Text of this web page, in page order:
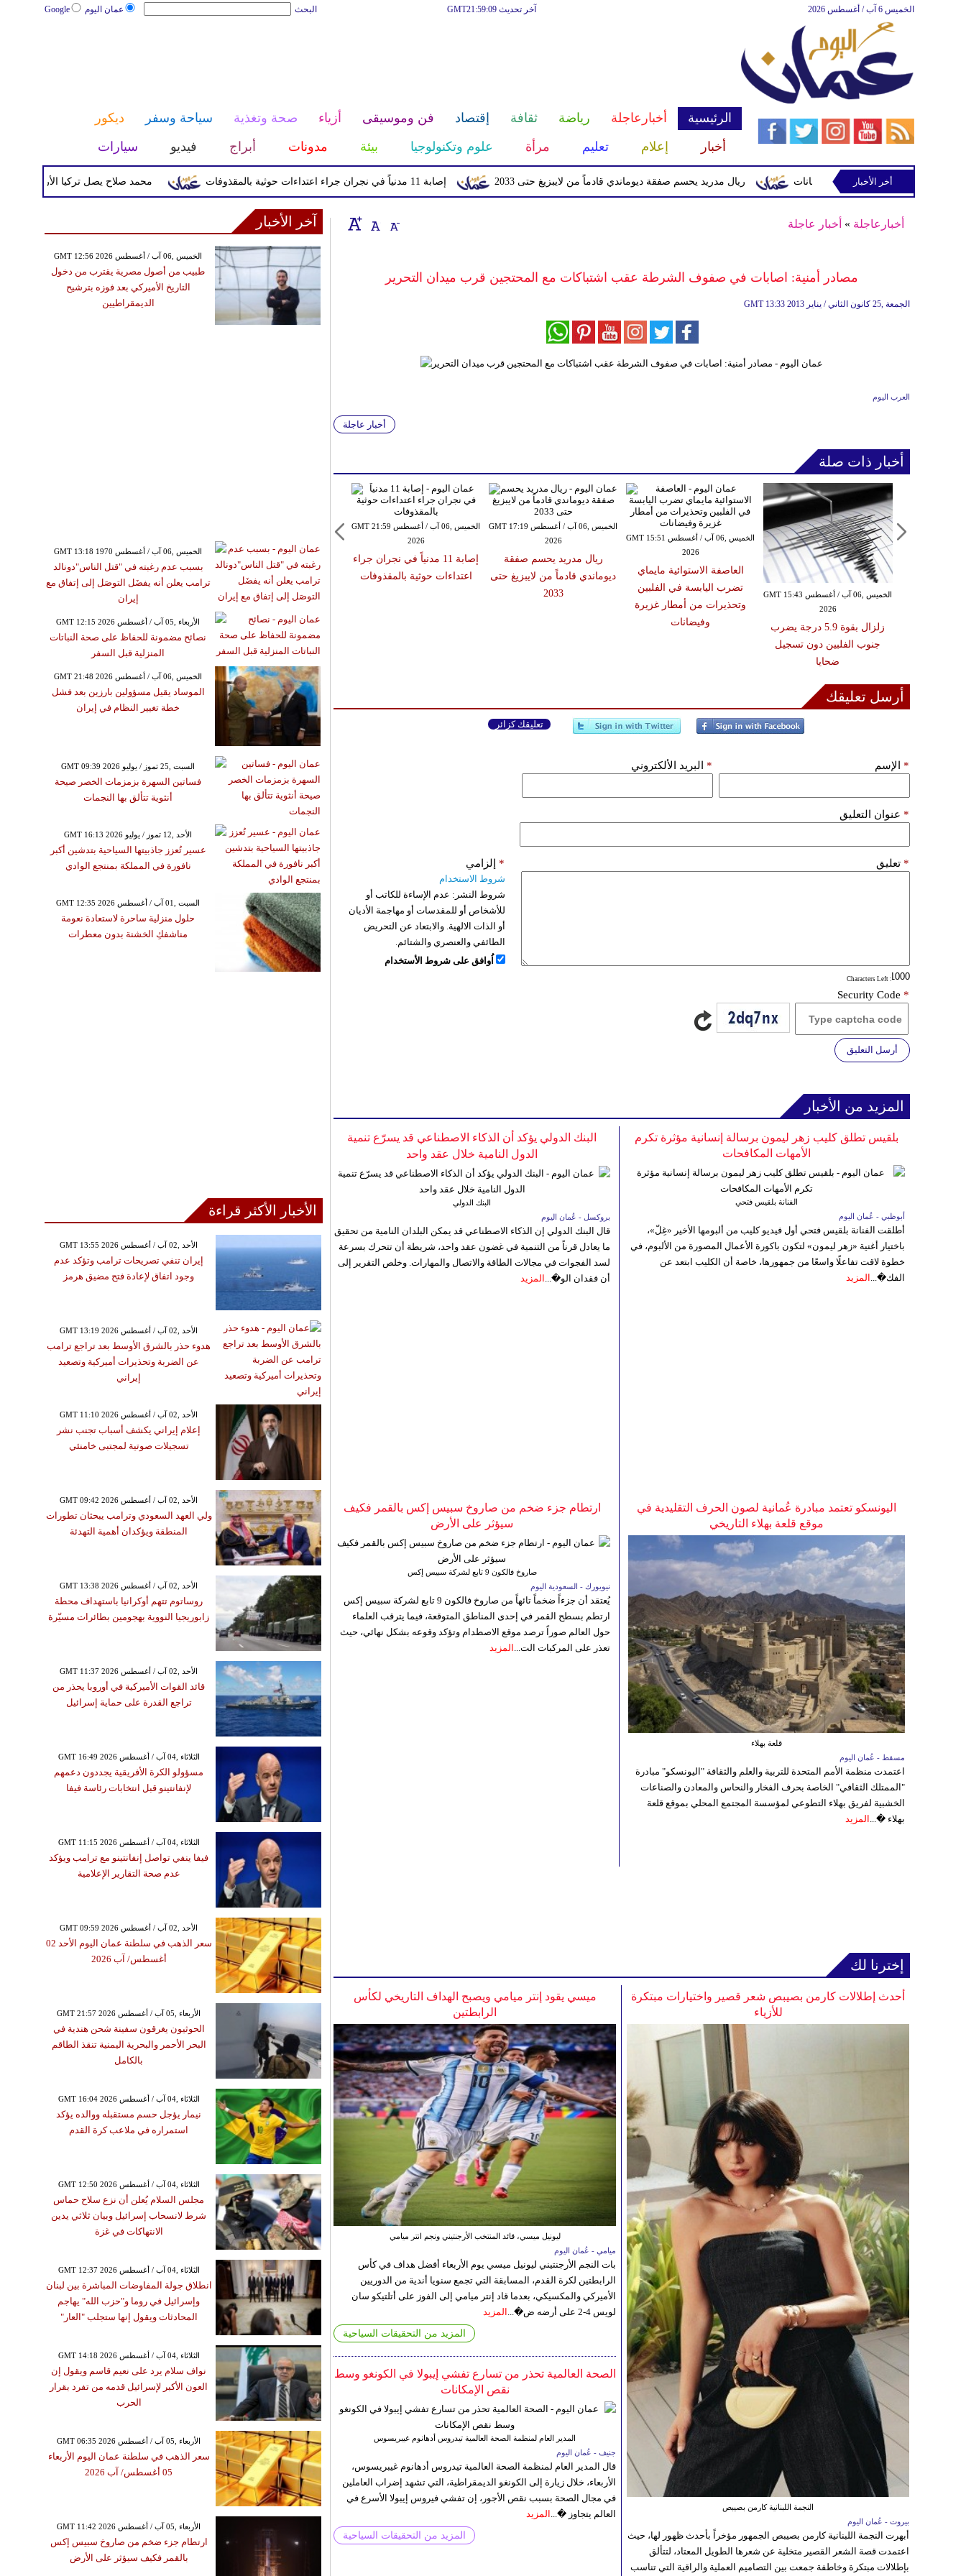
عمان اليوم Google البحث آخر تحديث GMT21:59:09 الخميس 6 آب / أغسطس 2026
الرئيسية أخبارعاجلة رياضة ثقافة إقتصاد فن وموسيقى أزياء صحة وتغذية سياحة وسفر
ديكور
أخبار
إعلام تعليم مرأة علوم وتكنولوجيا بيئة مدونات أبراج فيديو سيارات
محمد صلاح يصل تركيا الأربعاء لإتمام إصابة 11 مدنياً في نجران جراء اعتداءات حوثية بالمقذوفات ريال مدريد يحسم صفقة ديوماندي قادماً من لايبزيغ حتى 2033 من أمطار غزيرة وفيضانات
أخر الأخبار
أخبارعاجلة » أخبار عاجلة
مصادر أمنية: اصابات في صفوف الشرطة عقب اشتباكات مع المحتجين قرب ميدان التحرير
GMT 13:33 2013 الجمعة ,25 كانون الثاني / يناير
العرب اليوم
أخبار عاجلة
أخبار ذات صلة
الخميس ,06 آب / أغسطس GMT 21:59
2026
إصابة 11 مدنياً في نجران جراء
اعتداءات حوثية بالمقذوفات
الخميس ,06 آب / أغسطس GMT 17:19
2026
ريال مدريد يحسم صفقة
ديوماندي قادماً من لايبزيغ حتى
2033
الخميس ,06 آب / أغسطس GMT 15:51
2026
العاصفة الاستوائية مايماي
تضرب اليابسة في الفلبين
وتحذيرات من أمطار غزيرة
وفيضانات
الخميس ,06 آب / أغسطس GMT 15:43
2026
زلزال بقوة 5.9 درجة يضرب
جنوب الفلبين دون تسجيل
ضحايا
الأربعاء ,05 آب / أغسطس GMT 16:02
أرسل تعليقك
تعليقك كزائر
الإسم * البريد الألكتروني *
عنوان التعليق *
تعليق *
: Characters Left
إلزامي *
شروط الاستخدام
شروط النشر: عدم الإساءة للكاتب أو
للأشخاص أو للمقدسات أو مهاجمة الأديان
أو الذات الالهية. والابتعاد عن التحريض
الطائفي والعنصري والشتائم.
اُوافق على شروط الأستخدام
Security Code *
أرسل التعليق
المزيد من الأخبار
البنك الدولي يؤكد أن الذكاء الاصطناعي قد يسرّع تنمية
الدول النامية خلال عقد واحد
البنك الدولي
بروكسل - عُمان اليوم
قال البنك الدولي إن الذكاء الاصطناعي قد يمكن البلدان النامية من تحقيق
ما يعادل قرناً من التنمية في غضون عقد واحد، شريطة أن تتحرك بسرعة
لسد الفجوات في مجالات الطاقة والاتصال والمهارات. وخلص التقرير إلى
أن فقدان الو�... المزيد
بلقيس تطلق كليب زهر ليمون برسالة إنسانية مؤثرة تكرم
الأمهات المكافحات
الفنانة بلقيس فتحي
أبوظبي - عُمان اليوم
أطلقت الفنانة بلقيس فتحي أول فيديو كليب من ألبومها الأخير «غِلّ»،
باختيار أغنية «زهر ليمون» لتكون باكورة الأعمال المصورة من الألبوم، في
خطوة لاقت تفاعلًا واسعًا من جمهورها، خاصة أن الكليب ابتعد عن
الفك�... المزيد
ارتطام جزء ضخم من صاروخ سبيس إكس بالقمر فكيف
سيؤثر على الأرض
صاروخ فالكون 9 تابع لشركة سبيس إكس
نيويورك - السعودية اليوم
يُعتقد أن جزءاً ضخماً تائهاً من صاروخ فالكون 9 تابع لشركة سبيس إكس
ارتطم بسطح القمر في إحدى المناطق المتوقعة، فيما يترقب العلماء
حول العالم صوراً ترصد موقع الاصطدام وتؤكد وقوعه بشكل نهائي، حيث
تعذر على المركبات الت... المزيد
اليونسكو تعتمد مبادرة عُمانية لصون الحرف التقليدية في
موقع قلعة بهلاء التاريخي
قلعة بهلاء
مسقط - عُمان اليوم
اعتمدت منظمة الأمم المتحدة للتربية والعلم والثقافة "اليونسكو" مبادرة
"الممتلك الثقافي" الخاصة بحرف الفخار والنحاس والمعادن والصناعات
الخشبية لفريق بهلاء التطوعي لمؤسسة المجتمع المحلي بموقع قلعة
بهلاء �... المزيد
إخترنا لك
ميسي يقود إنتر ميامي ويصبح الهداف التاريخي لكأس
الرابطتين
ليونيل ميسي، قائد المنتخب الأرجنتيني ونجم انتر ميامي
ميامي - عُمان اليوم
بات النجم الأرجنتيني ليونيل ميسي يوم الأربعاء أفضل هداف في كأس
الرابطتين لكرة القدم، المسابقة التي تجمع سنويا أندية من الدوريين
الأميركي والمكسيكي، بعدما قاد إنتر ميامي إلى الفوز على أتلتيكو سان
لويس 4-2 على أرضه ض�...
المزيد
المزيد من التحقيقات السياحية
الصحة العالمية تحذر من تسارع تفشي إيبولا في الكونغو وسط
نقص الإمكانات
المدير العام لمنظمة الصحة العالمية تيدروس أدهانوم غيبريسوس
جنيف - عُمان اليوم
قال المدير العام لمنظمة الصحة العالمية تيدروس أدهانوم غيبريسوس،
الأربعاء، خلال زيارة إلى الكونغو الديمقراطية، التي تشهد إضراب العاملين
في مجال الصحة بسبب نقص الأجور، إن تفشي فيروس إيبولا الأسرع في
العالم يتجاوز �... المزيد
المزيد من التحقيقات السياحية
أحدث إطلالات كارمن بصيبص شعر قصير واختيارات مبتكرة
للأزياء
النجمة اللبنانية كارمن بصيبص
بيروت - عُمان اليوم
أبهرت النجمة اللبنانية كارمن بصيبص الجمهور مؤخراً بأحدث ظهور لها، حيث
اعتمدت قصة الشعر القصير متخلية عن شعرها الطويل المعتاد، لتتألق
بإطلالات مبتكرة وخاطفة جمعت بين التصاميم العملية والراقية التي تناسب
آخر الأخبار
GMT 12:56 2026 الخميس ,06 آب / أغسطس
طبيب من أصول مصرية يقترب من دخول
التاريخ الأميركي بعد فوزه بترشيح
الديمقراطيين
GMT 13:18 1970 الخميس ,06 آب / أغسطس
بسبب عدم رغبته في "قتل الناس"دونالد
ترامب يعلن أنه يفضَل التوصَل إلى إتفاق مع
إيران
GMT 12:15 2026 الأربعاء ,05 آب / أغسطس
نصائح مضمونة للحفاظ على صحة النباتات
المنزلية قبل السفر
GMT 21:48 2026 الخميس ,06 آب / أغسطس
الموساد يقيل مسؤولين بارزين بعد فشل
خطة تغيير النظام في إيران
GMT 09:39 2026 السبت ,25 تموز / يوليو
فساتين السهرة بزمزمات الخصر صيحة
أنثوية تتألق بها النجمات
GMT 16:13 2026 الأحد ,12 تموز / يوليو
عسير تُعزز جاذبيتها السياحية بتدشين أكبر
نافورة في المملكة بمنتجع الوادي
GMT 12:35 2026 السبت ,01 آب / أغسطس
حلول منزلية ساحرة لاستعادة نعومة
مناشفكِ الخشنة بدون معطرات
الأخبار الأكثر قراءة
GMT 13:55 2026 الأحد ,02 آب / أغسطس
إيران تنفي تصريحات ترامب وتؤكد عدم
وجود اتفاق لإعادة فتح مضيق هرمز
GMT 13:19 2026 الأحد ,02 آب / أغسطس
هدوء حذر بالشرق الأوسط بعد تراجع ترامب
عن الضربة وتحذيرات أميركية وتصعيد
إيراني
GMT 11:10 2026 الأحد ,02 آب / أغسطس
إعلام إيراني يكشف أسباب تجنب نشر
تسجيلات صوتية لمجتبى خامنئي
GMT 09:42 2026 الأحد ,02 آب / أغسطس
ولي العهد السعودي وترامب يبحثان تطورات
المنطقة ويؤكدان أهمية التهدئة
GMT 13:38 2026 الأحد ,02 آب / أغسطس
روساتوم تتهم أوكرانيا باستهداف محطة
زابوريجيا النووية بهجومين بطائرات مسيّرة
GMT 11:37 2026 الأحد ,02 آب / أغسطس
قائد القوات الأميركية في أوروبا يحذر من
تراجع القدرة على حماية إسرائيل
GMT 16:49 2026 الثلاثاء ,04 آب / أغسطس
مسؤولو الكرة الأفريقية يجددون دعمهم
لإنفانتينو قبل انتخابات رئاسة فيفا
GMT 11:15 2026 الثلاثاء ,04 آب / أغسطس
فيفا ينفي تواصل إنفانتينو مع ترامب ويؤكد
عدم صحة التقارير الإعلامية
GMT 09:59 2026 الأحد ,02 آب / أغسطس
سعر الذهب في سلطنة عمان اليوم الأحد 02
أغسطس/ آب 2026
GMT 21:57 2026 الأربعاء ,05 آب / أغسطس
الحوثيون يغرقون سفينة شحن هندية في
البحر الأحمر والبحرية اليمنية تنقذ الطاقم
بالكامل
GMT 16:04 2026 الثلاثاء ,04 آب / أغسطس
نيمار يؤجل حسم مستقبله ووالده يؤكد
استمراره في ملاعب كرة القدم
GMT 12:50 2026 الثلاثاء ,04 آب / أغسطس
مجلس السلام يُعلن أن نزع سلاح حماس
شرط لانسحاب إسرائيل وبيان ثلاثي يدين
الانتهاكات في غزة
GMT 12:37 2026 الثلاثاء ,04 آب / أغسطس
انطلاق جولة المفاوضات المباشرة بين لبنان
وإسرائيل في روما و"حزب الله" يهاجم
المحادثات ويقول إنها ستجلب "العار"
GMT 14:18 2026 الثلاثاء ,04 آب / أغسطس
نواف سلام يرد على نعيم قاسم ويقول إن
العون الأكبر لإسرائيل قدمه من تفرد بقرار
الحرب
GMT 06:35 2026 الأربعاء ,05 آب / أغسطس
سعر الذهب في سلطنة عمان اليوم الأربعاء
05 أغسطس/ آب 2026
GMT 11:42 2026 الأربعاء ,05 آب / أغسطس
ارتطام جزء ضخم من صاروخ سبيس إكس
بالقمر فكيف سيؤثر على الأرض